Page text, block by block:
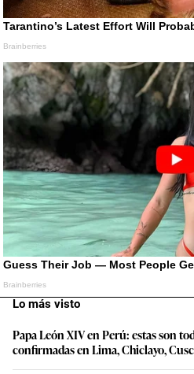
Lo más visto
Papa León XIV en Perú: estas son
confirmadas en Lima, Chiclayo,